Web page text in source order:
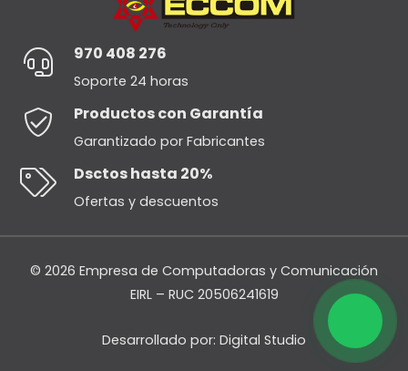
970 408 276
Soporte 24 horas
Productos con Garantía
Garantizado por Fabricantes
Dsctos hasta 20%
Ofertas y descuentos
© 2026 Empresa de Computadoras y Comunicación
EIRL – RUC 20506241619
Desarrollado por: Digital Studio